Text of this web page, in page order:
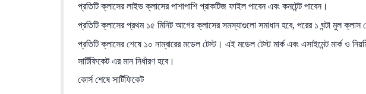
প্রতিটি ক্লাসের লাইভ ক্লাসের পাশাপাশি প্রাকটিজ ফাইল পাবেন এবং কনটেন্ট পাবেন।
প্রতিটি ক্লাসের প্রথম ১৫ মিনিট আগের ক্লাসের সমস্যাগুলো সমাধান হবে, পরের ১ ঘন্টা মুল ক্লাস
প্রতিটি ক্লাসের শেষে ১০ নাম্বারের মডেল টেস্ট। এই মডেল টেস্ট মার্ক এবং এসাইমেন্ট মার্ক ও
সার্টিফিকেট এর মান নির্ধারণ হবে।
কোর্স শেষে সার্টিফিকেট